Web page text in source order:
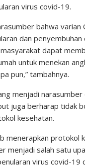
virus covid-19.
bahwa varian
dan penyembuhan
dapat
untuk menekan
pun,” tambahnya.
menjadi narasumber
juga berharap tidak
kesehatan.
menerapkan protokol
menjadi salah satu
virus covid-19